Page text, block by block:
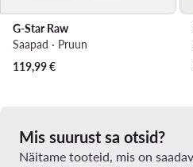
G-Star Raw
Saapad · Pruun
119,99€
Mis suurust sa otsid?
Näitame tooteid, mis on